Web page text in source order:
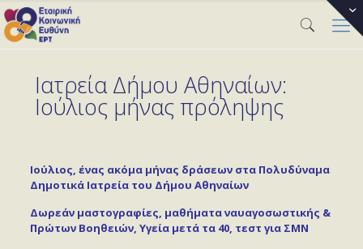
Ιατρεία Δήμου Αθηναίων:
Ιούλιος μήνας πρόληψης
Ιούλιος, ένας ακόμα μήνας δράσεων στα Πολυδύναμα
Δημοτικά Ιατρεία του Δήμου Αθηναίων
Δωρεάν μαστογραφίες, μαθήματα ναυαγοσωστικής &
Πρώτων Βοηθειών, Υγεία μετά τα 40, τεστ για ΣΜΝ